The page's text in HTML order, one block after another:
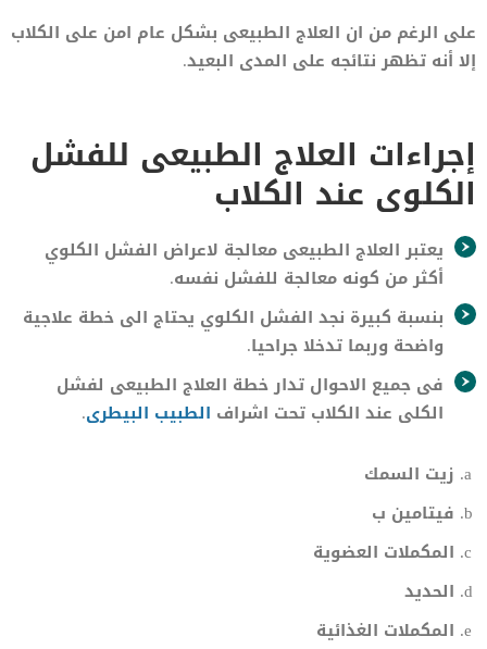
على الرغم من ان العلاج الطبيعى بشكل عام امن على الكلاب
إلا أنه تظهر نتائجه على المدى البعيد.
إجراءات العلاج الطبيعى للفشل
الكلوى عند الكلاب
يعتبر العلاج الطبيعى معالجة لاعراض الفشل الكلوي
أكثر من كونه معالجة للفشل نفسه.
بنسبة كبيرة نجد الفشل الكلوي يحتاج الى خطة علاجية
واضحة وربما تدخلا جراحيا.
فى جميع الاحوال تدار خطة العلاج الطبيعى لفشل
الكلى عند الكلاب تحت اشراف الطبيب البيطرى.
زيت السمك
فيتامين ب
المكملات العضوية
الحديد
المكملات الغذائية